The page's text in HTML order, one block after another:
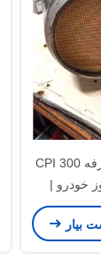
مبدل کاتالیستی سه طرفه 300 CPI
خودرو |
یورو 6
بیار